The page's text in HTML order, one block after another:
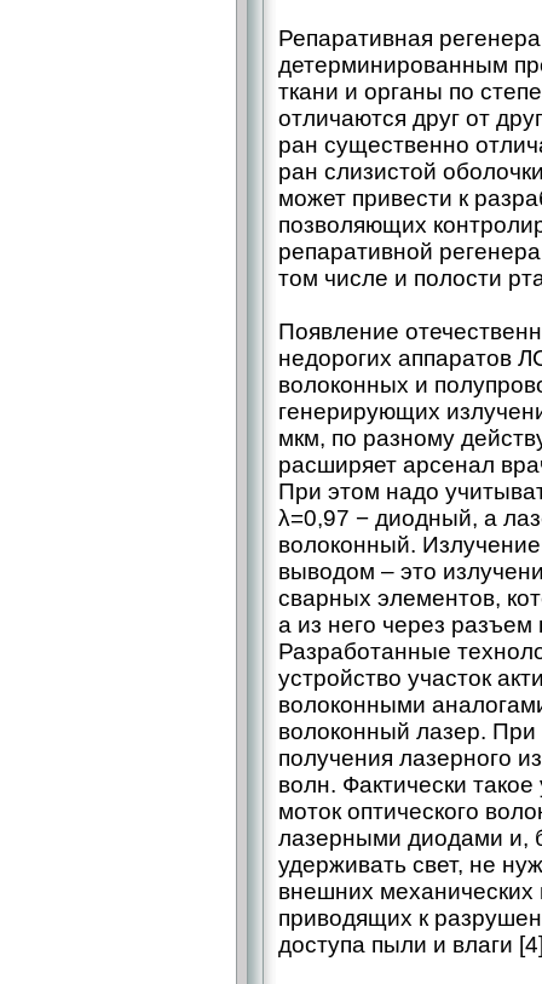
Репаративная
детерминированным
ткани и органы по
отличаются друг от
ран существенно
ран слизистой
может привести к
позволяющих
репаративной
том числе и полости
Появление
недорогих аппаратов
волоконных и
генерирующих
мкм, по разному
расширяет арсенал
При этом надо
λ=0,97 − диодный, а
волоконный.
выводом – ​это
сварных элементов,
а из него через разъем
Разработанные
устройство участок
волоконными
волоконный лазер. При
получения лазерного
волн. Фактически
моток оптического
лазерными диодами и,
удерживать свет, не
внешних механических
приводящих к
доступа пыли и влаги